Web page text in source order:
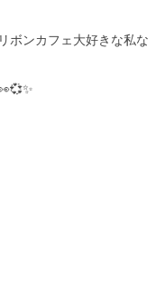
ボンカフェ大好きな私な